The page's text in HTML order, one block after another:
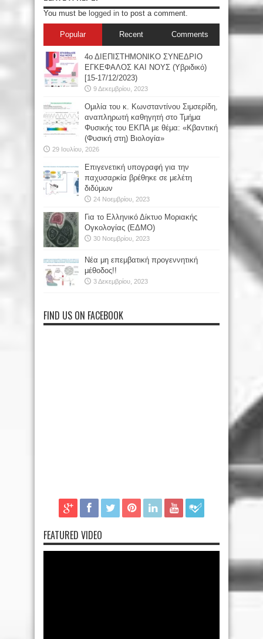
You must be logged in to post a comment.
Popular Recent Comments
4ο ΔΙΕΠΙΣΤΗΜΟΝΙΚΟ ΣΥΝΕΔΡΙΟ
ΕΓΚΕΦΑΛΟΣ ΚΑΙ ΝΟΥΣ (Υβριδικό)
[15-17/12/2023)
9 Δεκεμβρίου, 2023
Oμιλία του κ. Κωνσταντίνου Σιμσερίδη,
αναπληρωτή καθηγητή στο Τμήμα
Φυσικής του ΕΚΠΑ με θέμα: «Κβαντική
(Φυσική στη) Βιολογία»
29 Ιουλίου, 2026
Επιγενετική υπογραφή για την
παχυσαρκία βρέθηκε σε μελέτη
διδύμων
24 Νοεμβρίου, 2023
Για το Ελληνικό Δίκτυο Μοριακής
Ογκολογίας (ΕΔΜΟ)
30 Νοεμβρίου, 2023
Νέα μη επεμβατική προγεννητική
μέθοδος!!
3 Δεκεμβρίου, 2023
FIND US ON FACEBOOK
FEATURED VIDEO